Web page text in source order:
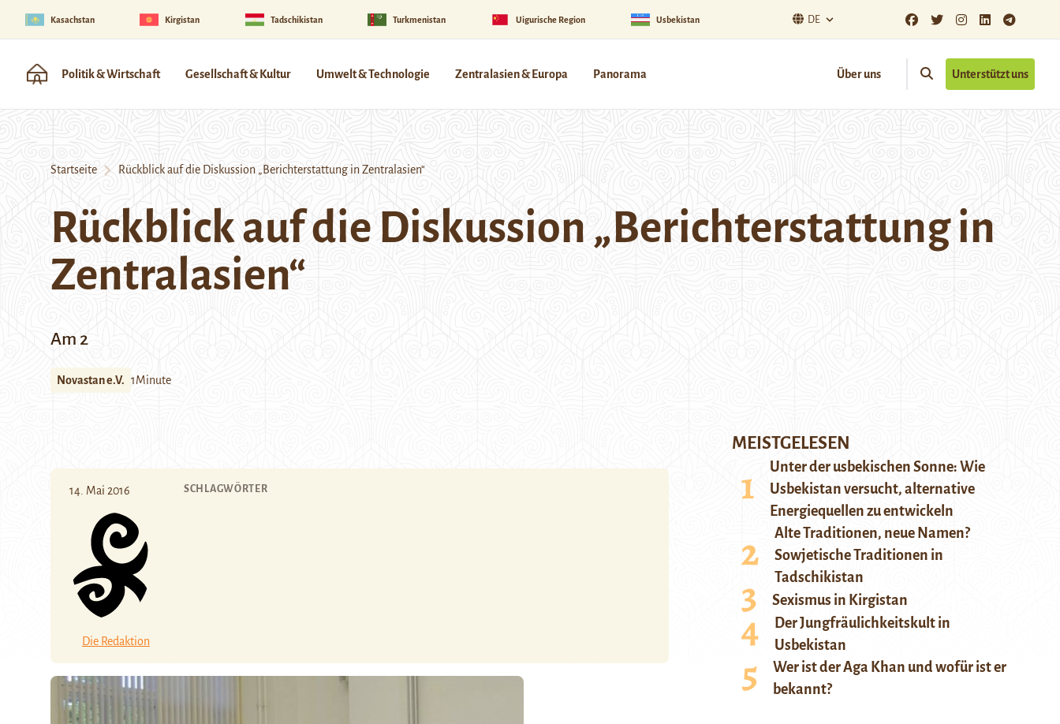
Kasachstan Kirgistan Tadschikistan Turkmenistan Uigurische Region Usbekistan DE
Politik & Wirtschaft Gesellschaft & Kultur Umwelt & Technologie Zentralasien & Europa Panorama Über uns Unterstützt uns
Startseite Rückblick auf die Diskussion „Berichterstattung in Zentralasien“
Rückblick auf die Diskussion „Berichterstattung in
Zentralasien“
Am 2
Novastan e.V. 1Minute
14. Mai 2016
Die Redaktion
SCHLAGWÖRTER
MEISTGELESEN
Unter der usbekischen Sonne: Wie
Usbekistan versucht, alternative
Energiequellen zu entwickeln
Alte Traditionen, neue Namen?
Sowjetische Traditionen in
Tadschikistan
Sexismus in Kirgistan
Der Jungfräulichkeitskult in
Usbekistan
Wer ist der Aga Khan und wofür ist er
bekannt?